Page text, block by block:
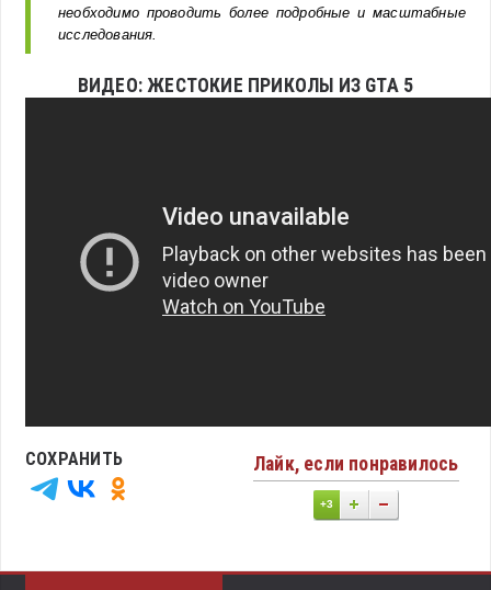
необходимо проводить более подробные и масштабные
исследования.
ВИДЕО: ЖЕСТОКИЕ ПРИКОЛЫ ИЗ GTA 5
Лайк, если понравилось
+3
СОХРАНИТЬ